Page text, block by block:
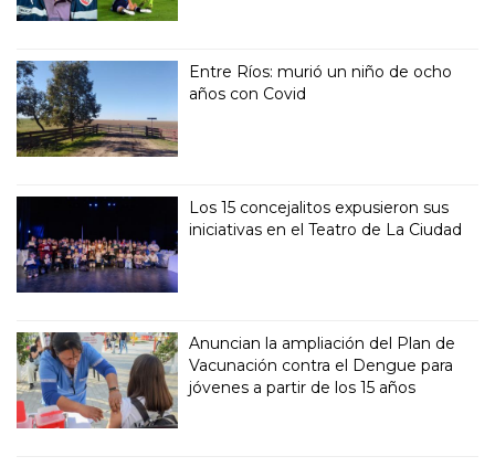
Entre Ríos: murió un niño de ocho
años con Covid
Los 15 concejalitos expusieron sus
iniciativas en el Teatro de La Ciudad
Anuncian la ampliación del Plan de
Vacunación contra el Dengue para
jóvenes a partir de los 15 años